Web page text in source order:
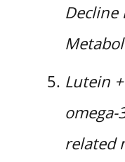
Decline
Lutein
omega-
related